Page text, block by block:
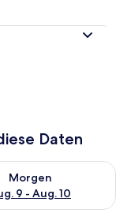
Daten
Aug. 8 - Aug. 9.
Morgen
9 - Aug. 10
die Verfügbarkeit